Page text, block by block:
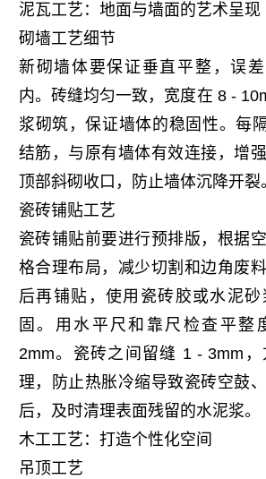
泥瓦工艺：地面与墙面的艺术呈现
砌墙工艺细节
新砌墙体要保证垂直平整，误
内。砖缝均匀一致，宽度在 8 -
浆砌筑，保证墙体的稳固性。每
结筋，与原有墙体有效连接，增
顶部斜砌收口，防止墙体沉降开裂
瓷砖铺贴工艺
瓷砖铺贴前要进行预排版，根据
格合理布局，减少切割和边角废
后再铺贴，使用瓷砖胶或水泥
固。用水平尺和靠尺检查平整
2mm。瓷砖之间留缝 1 - 3mm
理，防止热胀冷缩导致瓷砖空鼓
后，及时清理表面残留的水泥浆。
木工工艺：打造个性化空间
吊顶工艺